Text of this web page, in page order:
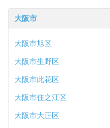
大阪市
大阪市旭区
大阪市生野区
大阪市此花区
大阪市住之江区
大阪市大正区